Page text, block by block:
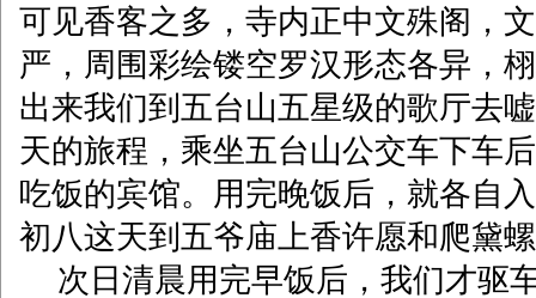
可见香客之多，寺内正中文殊阁，
严，周围彩绘镂空罗汉形态各异，
出来我们到五台山五星级的歌厅去
天的旅程，乘坐五台山公交车下车
吃饭的宾馆。用完晚饭后，就各自
初八这天到五爷庙上香许愿和爬黛
次日清晨用完早饭后，我们才驱